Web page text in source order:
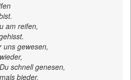
am reifen,
uns gewesen,
schnell genesen,
bieder.